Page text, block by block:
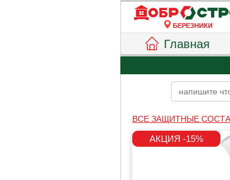
БЕРЕЗНИКИ
Главная
ВСЕ ЗАЩИТНЫЕ